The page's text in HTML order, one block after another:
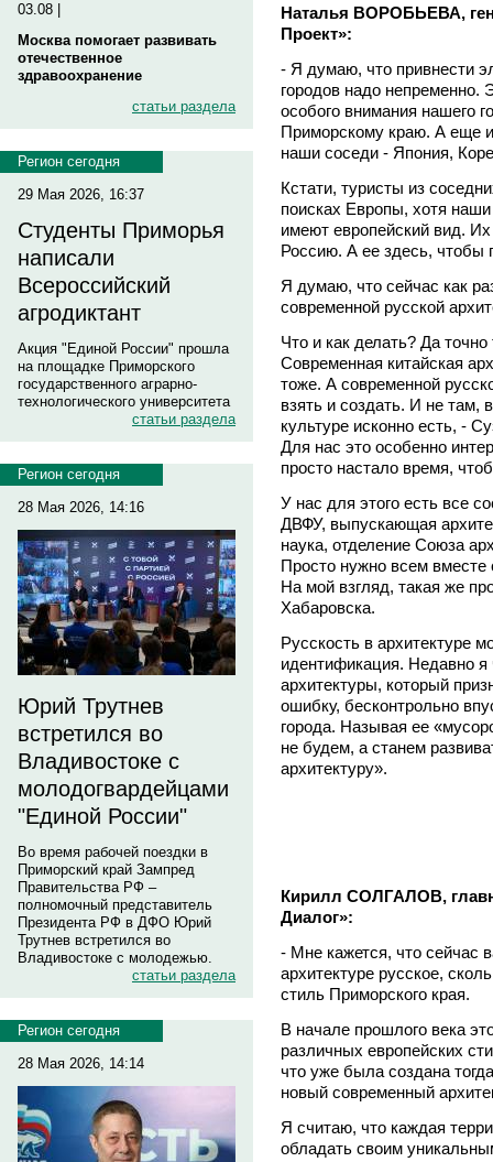
03.08 |
Москва помогает развивать
отечественное
здравоохранение
статьи раздела
Регион сегодня
29 Мая 2026, 16:37
Студенты Приморья
написали
Всероссийский
агродиктант
Акция "Единой России" прошла
на площадке Приморского
государственного аграрно-
технологического университета
статьи раздела
Регион сегодня
28 Мая 2026, 14:16
Юрий Трутнев
встретился во
Владивостоке с
молодогвардейцами
"Единой России"
Во время рабочей поездки в
Приморский край Зампред
Правительства РФ –
полномочный представитель
Президента РФ в ДФО Юрий
Трутнев встретился во
Владивостоке с молодежью.
статьи раздела
Регион сегодня
28 Мая 2026, 14:14
Наталья ВОРОБЬЕВА,
Проект»:
- Я думаю, что привнести
городов надо непременно.
особого внимания нашего
Приморскому краю. А еще
наши соседи - Япония,
Кстати, туристы из
поисках Европы, хотя
имеют европейский вид.
Россию. А ее здесь, чтобы
Я думаю, что сейчас как
современной русской
Что и как делать? Да
Современная китайская
тоже. А современной
взять и создать. И не там,
культуре исконно есть, -
Для нас это особенно
просто настало время,
У нас для этого есть все
ДВФУ, выпускающая
наука, отделение Союза
Просто нужно всем
На мой взгляд, такая же
Хабаровска.
Русскость в архитектуре
идентификация. Недавно я
архитектуры, который
ошибку, бесконтрольно
города. Называя ее
не будем, а станем
архитектуру».
Кирилл СОЛГАЛОВ,
Диалог»:
- Мне кажется, что сейчас
архитектуре русское,
стиль Приморского края.
В начале прошлого века
различных европейских
что уже была создана
новый современный
Я считаю, что каждая
обладать своим